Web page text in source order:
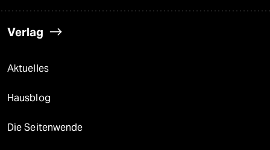
Verlag
Aktuelles
Hausblog
Die Seitenwende